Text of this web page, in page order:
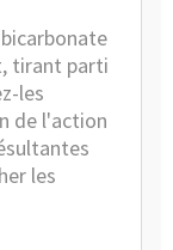
tirant parti
les
de l'action
les